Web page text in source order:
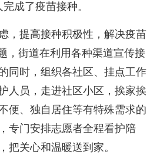
成了疫苗接种。
提高接种积极性，解决疫苗
，街道在利用各种渠道宣传接
同时，组织各社区、挂点工作
人员，走进社区小区，挨家挨
便、独自居住等有特殊需求的
专门安排志愿者全程看护陪
把关心和温暖送到家。